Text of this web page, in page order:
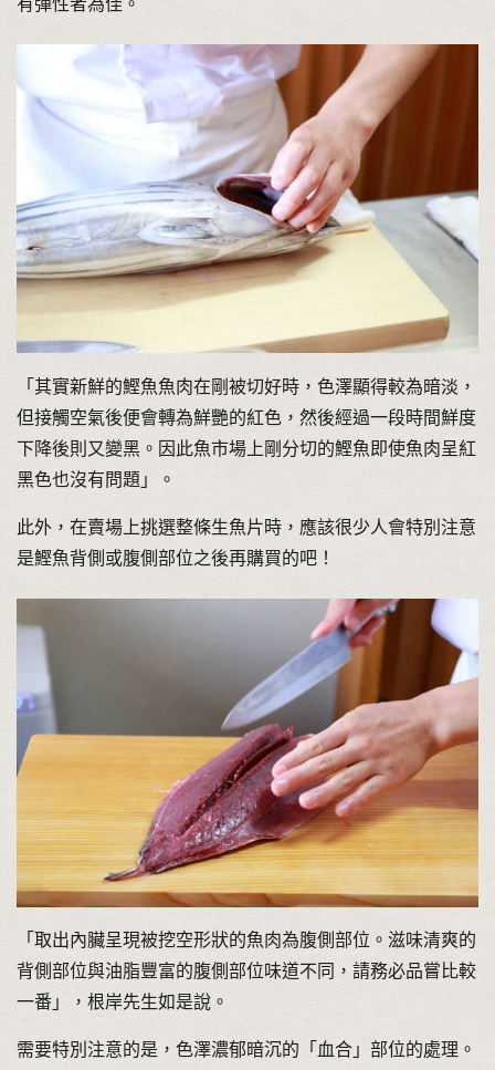
有彈性者為佳。
「其實新鮮的鰹魚魚肉在剛被切好時，色澤顯得較為暗淡，
但接觸空氣後便會轉為鮮艷的紅色，然後經過一段時間鮮度
下降後則又變黑。因此魚市場上剛分切的鰹魚即使魚肉呈紅
黑色也沒有問題」。
此外，在賣場上挑選整條生魚片時，應該很少人會特別注意
是鰹魚背側或腹側部位之後再購買的吧！
「取出內臟呈現被挖空形狀的魚肉為腹側部位。滋味清爽的
背側部位與油脂豐富的腹側部位味道不同，請務必品嘗比較
一番」，根岸先生如是說。
需要特別注意的是，色澤濃郁暗沉的「血合」部位的處理。